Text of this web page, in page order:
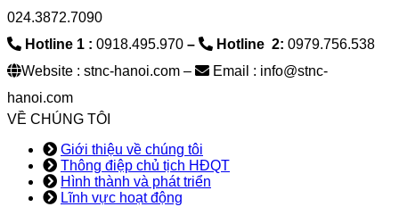
024.3872.7090
Hotline 1 : 0918.495.970 – Hotline 2: 0979.756.538
Website : stnc-hanoi.com –
Email : info@stnc-
hanoi.com
VỀ CHÚNG TÔI
Giới thiệu về chúng tôi
Thông điệp chủ tịch HĐQT
Hình thành và phát triển
Lĩnh vực hoạt động